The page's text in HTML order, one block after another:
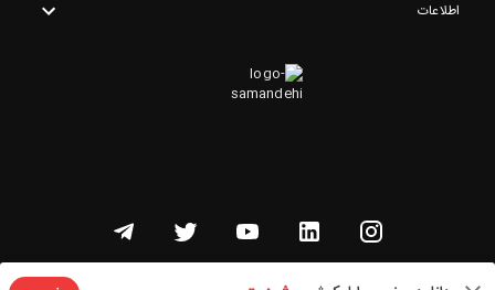
اطلاعات
تمامی حقوق این وبسایت متعلق به شنوتو است